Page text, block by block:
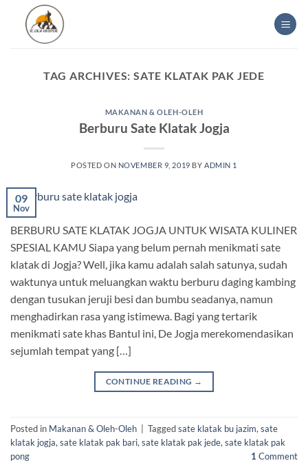
content
TAG ARCHIVES:SATE KLATAK PAK JEDE
MAKANAN & OLEH-OLEH
Berburu Sate Klatak Jogja
POSTED ON NOVEMBER 9, 2019 BY ADMIN 1
09
Nov
BERBURU SATE KLATAK JOGJA UNTUK WISATA KULINER
SPESIAL KAMU Siapa yang belum pernah menikmati sate
klatak di Jogja? Well, jika kamu adalah salah satunya, sudah
waktunya untuk meluangkan waktu berburu daging kambing
dengan tusukan jeruji besi dan bumbu seadanya, namun
menghadirkan rasa yang istimewa. Bagi yang tertarik
menikmati sate khas Bantul ini, De Jogja merekomendasikan
sejumlah tempat yang […]
CONTINUE READING →
Posted in Makanan & Oleh-Oleh Taggedsate klatak bu jazim,sate
klatak jogja,sate klatak pak bari,sate klatak pak jede,sate klatak pak
pong
1 Comment